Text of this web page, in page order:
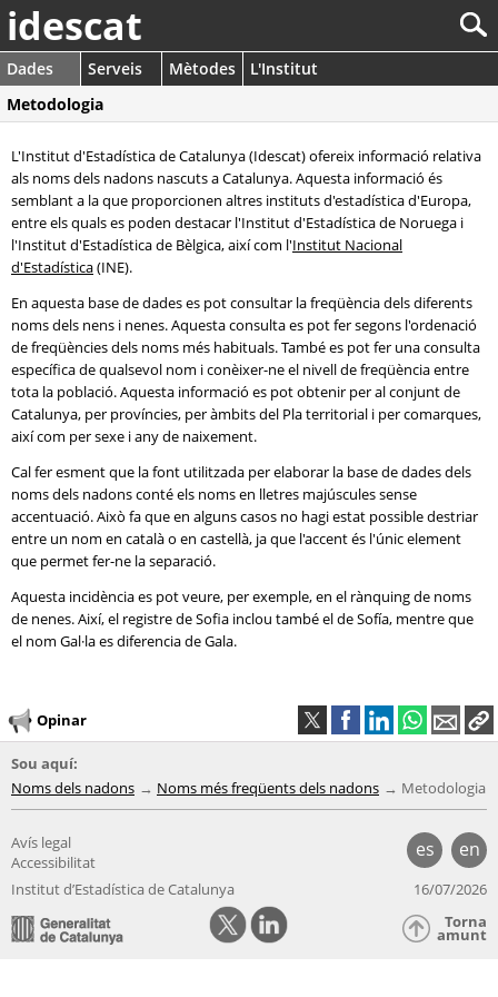
idescat
Dades Serveis Mètodes
L'Institut
Metodologia
L'Institut d'Estadística de Catalunya (Idescat) ofereix informació relativa
als noms dels nadons nascuts a Catalunya. Aquesta informació és
semblant a la que proporcionen altres instituts d'estadística d'Europa,
entre els quals es poden destacar l'Institut d'Estadística de Noruega i
l'Institut d'Estadística de Bèlgica, així com l'Institut Nacional
d'Estadística(INE).
En aquesta base de dades es pot consultar la freqüència dels diferents
noms dels nens i nenes. Aquesta consulta es pot fer segons l'ordenació
de freqüències dels noms més habituals. També es pot fer una consulta
específica de qualsevol nom i conèixer-ne el nivell de freqüència entre
tota la població. Aquesta informació es pot obtenir per al conjunt de
Catalunya, per províncies, per àmbits del Pla territorial i per comarques,
així com per sexe i any de naixement.
Cal fer esment que la font utilitzada per elaborar la base de dades dels
noms dels nadons conté els noms en lletres majúscules sense
accentuació. Això fa que en alguns casos no hagi estat possible destriar
entre un nom en català o en castellà, ja que l'accent és l'únic element
que permet fer-ne la separació.
Aquesta incidència es pot veure, per exemple, en el rànquing de noms
de nenes. Així, el registre de Sofia inclou també el de Sofía, mentre que
el nom Gal·la es diferencia de Gala.
Opinar
Sou aquí:
Noms dels nadons
Noms més freqüents dels nadons Metodologia
es en
Avís legal
Accessibilitat
Institut d’Estadística de Catalunya
16/07/2026
Torna
amunt